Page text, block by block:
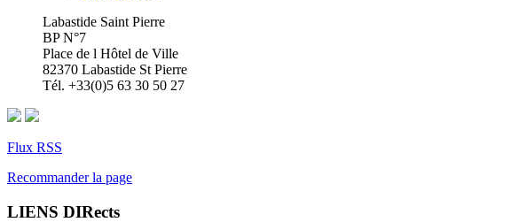
Labastide Saint Pierre
BP N°7
Place de l Hôtel de Ville
82370 Labastide St Pierre
Tél. +33(0)5 63 30 50 27
Flux RSS
Recommander la page
LIENS DIRects